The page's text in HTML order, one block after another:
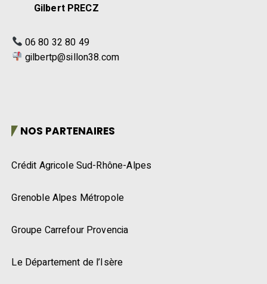
Gilbert PRECZ
06 80 32 80 49
gilbertp@sillon38.com
NOS PARTENAIRES
Crédit Agricole Sud-Rhône-Alpes
Grenoble Alpes Métropole
Groupe Carrefour Provencia
Le Département de l’Isère